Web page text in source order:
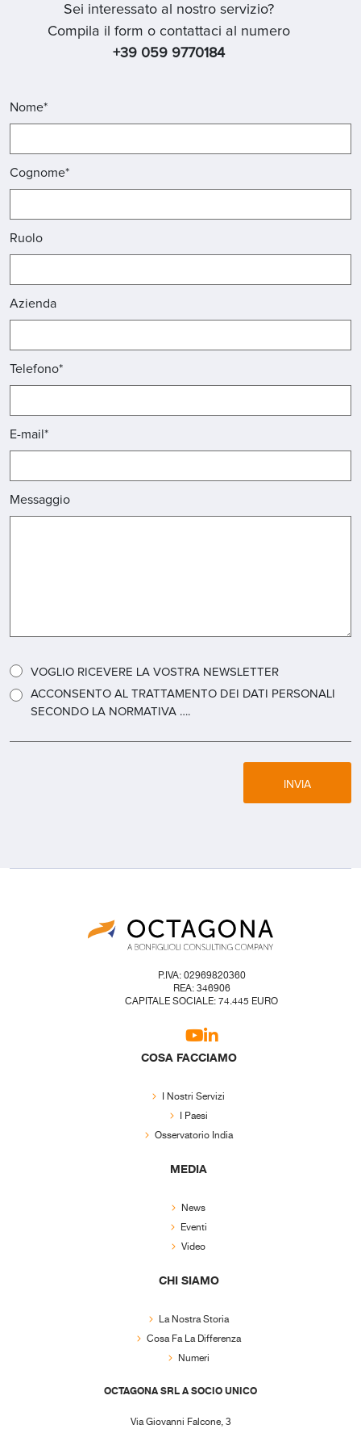
Sei interessato al nostro servizio?
Compila il form o contattaci al numero
+39 059 9770184
Nome*
Cognome*
Ruolo
Azienda
Telefono*
E-mail*
Messaggio
VOGLIO RICEVERE LA VOSTRA NEWSLETTER
ACCONSENTO AL TRATTAMENTO DEI DATI PERSONALI
SECONDO LA NORMATIVA ….
INVIA
P.IVA: 02969820360
REA: 346906
CAPITALE SOCIALE: 74.445 EURO
COSA FACCIAMO
I Nostri Servizi
I Paesi
Osservatorio India
MEDIA
News
Eventi
Video
CHI SIAMO
La Nostra Storia
Cosa Fa La Differenza
Numeri
OCTAGONA SRL A SOCIO UNICO
Via Giovanni Falcone, 3